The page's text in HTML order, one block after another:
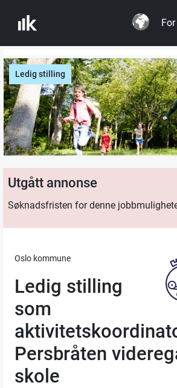
Ledig stilling
Utgått annonse
Søknadsfristen for denne
Oslo kommune
Ledig stilling
som
Persbråten
skole